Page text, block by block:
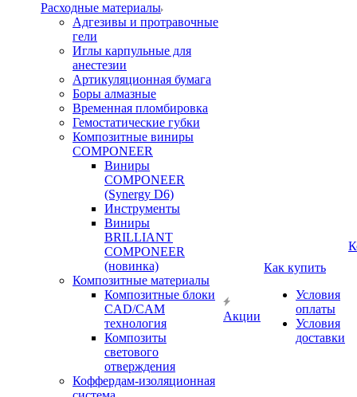
Расходные материалы
Адгезивы и протравочные
гели
Иглы карпульные для
анестезии
Артикуляционная бумага
Боры алмазные
Временная пломбировка
Гемостатические губки
Композитные виниры
COMPONEER
Виниры
COMPONEER
(Synergy D6)
Инструменты
Виниры
BRILLIANT
COMPONEER
(новинка)
Композитные материалы
Композитные блоки
CAD/СAM
технология
Композиты
светового
отверждения
Коффердам-изоляционная
Акции
Как купить
Условия
оплаты
Условия
доставки